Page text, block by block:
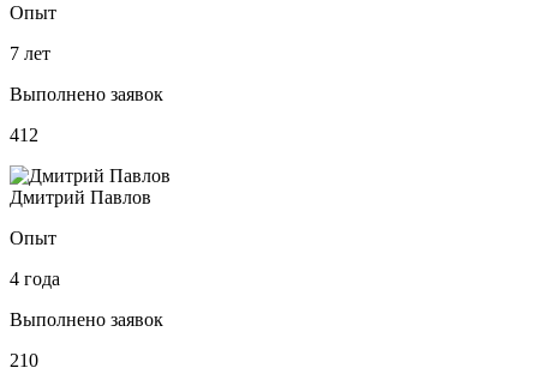
Опыт
7 лет
Выполнено заявок
412
Дмитрий Павлов
Опыт
4 года
Выполнено заявок
210